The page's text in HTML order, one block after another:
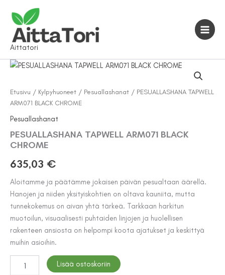
sisältöön
Aittatori
Etusivu / Kylpyhuoneet / Pesuallashanat / PESUALLASHANA TAPWELL
ARM071 BLACK CHROME
Pesuallashanat
PESUALLASHANA TAPWELL ARM071 BLACK
CHROME
635,03 €
Aloitamme ja päätämme jokaisen päivän pesualtaan äärellä.
Hanojen ja niiden yksityiskohtien on oltava kauniita, mutta
tunnekokemus on aivan yhtä tärkeä. Tarkkaan harkitun
muotoilun, visuaalisesti puhtaiden linjojen ja huolellisen
rakenteen ansiosta on helpompi koota ajatukset ja keskittyä
muihin asioihin.
PESUALLASHANA
TAPWELL
Lisää ostoskoriin